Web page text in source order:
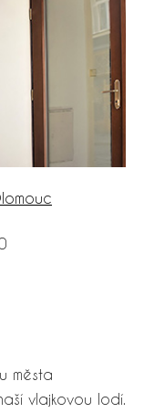
města
vlajkovou lodí.